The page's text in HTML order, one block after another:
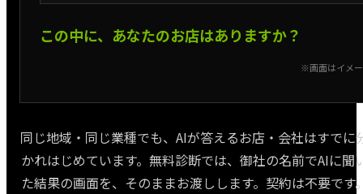
この中に、あなたのお店はありますか？
※画面はイメ
同じ地域・同じ業種でも、AIが答えるお店・会社はすでに
かれはじめています。無料診断では、御社の名前でAIに聞
た結果の画面を、そのままお渡しします。契約は不要です